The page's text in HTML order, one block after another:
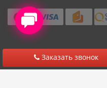
Заказать звонок
© 2012-2025 Все права защищены